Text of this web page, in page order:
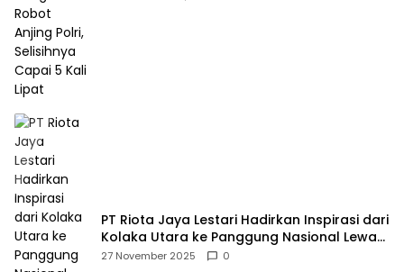
PT Riota Jaya Lestari Hadirkan Inspirasi dari
Kolaka Utara ke Panggung Nasional Lewat
Dua Penghargaan Bergengsi
27 November 2025 0